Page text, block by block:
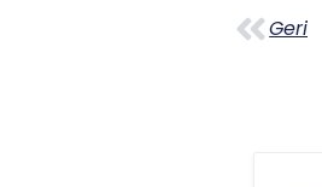
Geri